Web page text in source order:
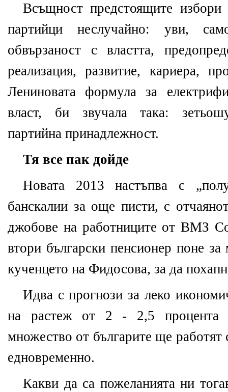
Всъщност предстоящите избори
партийци неслучайно: уви,
обвързаност с властта,
реализация, развитие, кариера,
Лениновата формула за
власт, би звучала така:
партийна принадлежност.
Тя все пак дойде
Новата 2013 настъпва с
банскалии за още писти, с
джобове на работниците от ВМЗ
втори български пенсионер поне
кученцето на Фидосова, за да
Идва с прогнози за леко
на растеж от 2 - 2,5 процента
множество от българите ще работят
едновременно.
Какви да са пожеланията ни